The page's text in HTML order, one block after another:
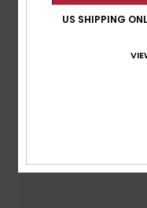
33% dos nossos
US SHIPPING